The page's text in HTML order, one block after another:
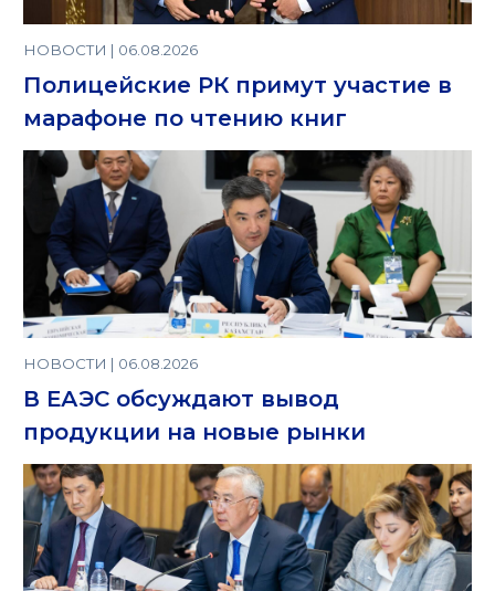
НОВОСТИ | 06.08.2026
Полицейские РК примут участие в
марафоне по чтению книг
НОВОСТИ | 06.08.2026
В ЕАЭС обсуждают вывод
продукции на новые рынки